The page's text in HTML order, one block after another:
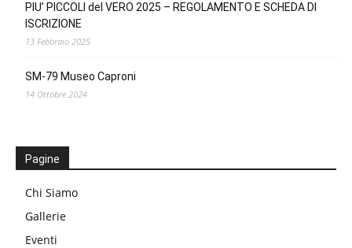
PIU’ PICCOLI del VERO 2025 – REGOLAMENTO E SCHEDA DI
ISCRIZIONE
13 Febbraio 2025
SM-79 Museo Caproni
14 Ottobre 2024
Pagine
Chi Siamo
Gallerie
Eventi